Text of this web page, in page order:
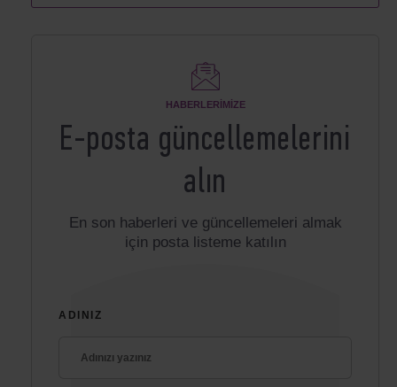
HABERLERIMIZE
E-posta güncellemelerini
alın
En son haberleri ve güncellemeleri almak
için posta listeme katılın
ADINIZ